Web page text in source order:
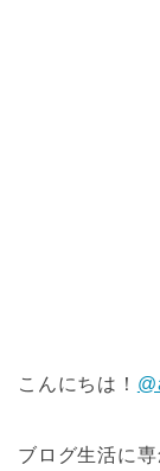
こんにちは！
ブログ生活に